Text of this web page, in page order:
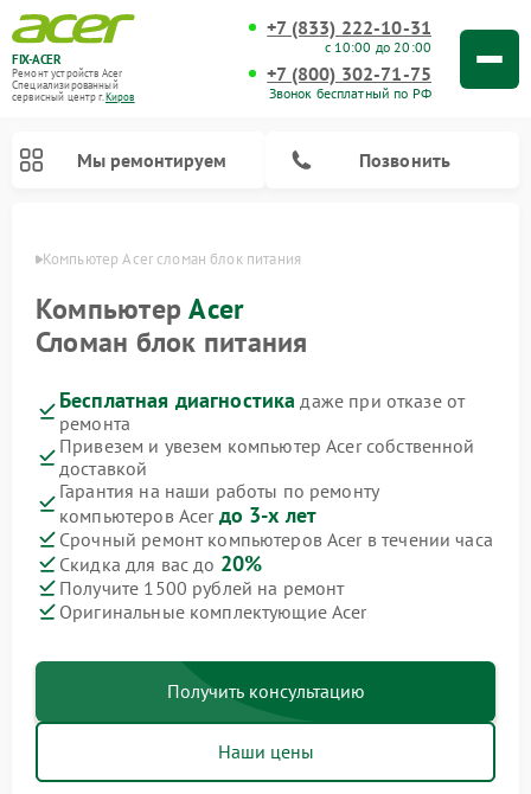
FIX-ACER
Ремонт устройств Acer
Специализированный
cервисный центр г.Киров
+7 (833) 222-10-31
с 10:00 до 20:00
+7 (800) 302-71-75
Звонок бесплатный по РФ
Мы ремонтируем Позвонить
Компьютер Acer сломан блок питания
КомпьютерAcer
Сломан блок питания
Бесплатная диагностика даже при отказе от
ремонта
Привезем и увезем компьютер Acer собственной
доставкой
Гарантия на наши работы по ремонту
компьютеров Acer до 3-х лет
Срочный ремонт компьютеров Acer в течении часа
Скидка для вас до 20%
Получите 1500 рублей на ремонт
Оригинальные комплектующие Acer
Получить консультацию
Наши цены